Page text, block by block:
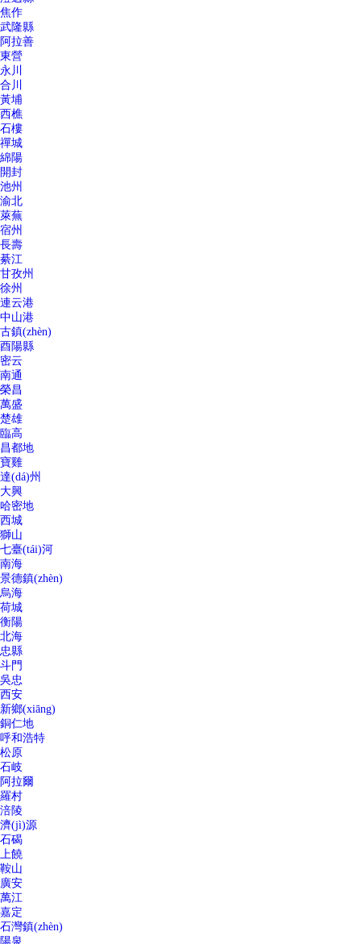
焦作
武隆縣
阿拉善
東營
永川
合川
黃埔
西樵
石樓
禪城
綿陽
開封
池州
渝北
萊蕪
宿州
長壽
綦江
甘孜州
徐州
連云港
中山港
古鎮(zhèn)
酉陽縣
密云
南通
榮昌
萬盛
楚雄
臨高
昌都地
寶雞
達(dá)州
大興
哈密地
西城
獅山
七臺(tái)河
南海
景德鎮(zhèn)
烏海
荷城
衡陽
北海
忠縣
斗門
吳忠
西安
新鄉(xiāng)
銅仁地
呼和浩特
松原
石岐
阿拉爾
羅村
涪陵
濟(jì)源
石碣
上饒
鞍山
廣安
萬江
嘉定
石灣鎮(zhèn)
陽泉